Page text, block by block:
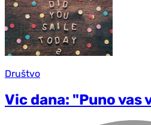
Društvo
Vic dana: "Puno vas